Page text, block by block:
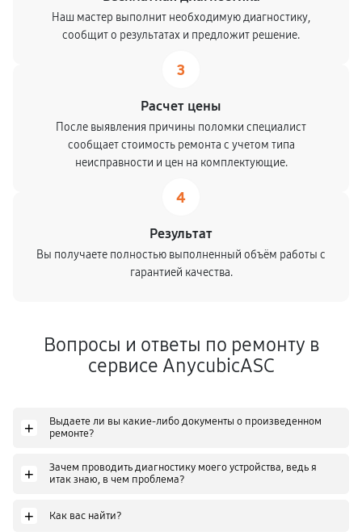
Наш мастер выполнит необходимую диагностику,
сообщит о результатах и предложит решение.
3
Расчет цены
После выявления причины поломки специалист
сообщает стоимость ремонта с учетом типа
неисправности и цен на комплектующие.
4
Результат
Вы получаете полностью выполненный объём работы с
гарантией качества.
Вопросы и ответы по ремонту в
сервисе AnycubicASC
+
Выдаете ли вы какие-либо документы о произведенном
ремонте?
+
Зачем проводить диагностику моего устройства, ведь я
итак знаю, в чем проблема?
+ Как вас найти?